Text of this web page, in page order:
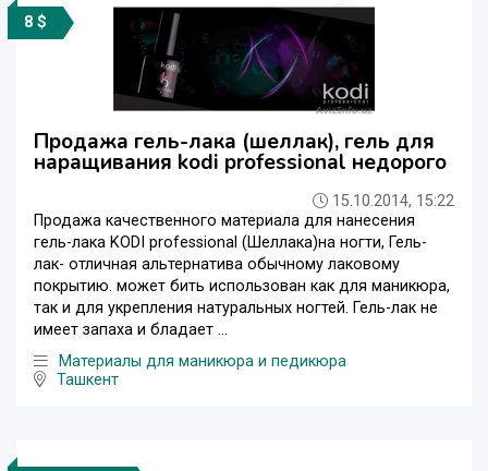
8 $
Продажа гель-лака (шеллак), гель для
наращивания kodi professional недорого
15.10.2014, 15:22
Продажа качественного материала для нанесения
гель-лака KODI professional (Шеллака)на ногти, Гель-
лак- отличная альтернатива обычному лаковому
покрытию. может бить использован как для маникюра,
так и для укрепления натуральных ногтей. Гель-лак не
имеет запаха и бладает ...
Материалы для маникюра и педикюра
Ташкент